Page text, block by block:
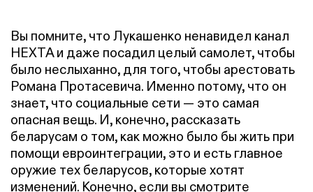
Вы помните, что Лукашенко ненавидел канал
НЕХТА и даже посадил целый самолет, чтобы
было неслыханно, для того, чтобы арестовать
Романа Протасевича. Именно потому, что он
знает, что социальные сети — это самая
опасная вещь. И, конечно, рассказать
беларусам о том, как можно было бы жить при
помощи евроинтеграции, это и есть главное
оружие тех беларусов, которые хотят
изменений. Конечно, если вы смотрите